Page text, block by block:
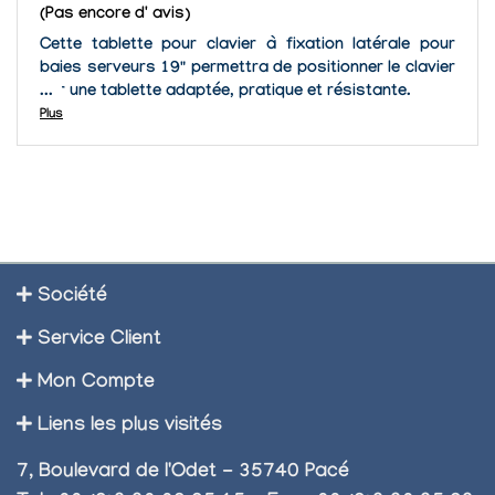
(Pas encore d' avis)
Cette tablette pour clavier à fixation latérale pour
baies serveurs 19" permettra de positionner le clavier
sur une tablette adaptée, pratique et résistante.
Plus
Société
Service Client
Mon Compte
Liens les plus visités
7, Boulevard de l'Odet - 35740 Pacé